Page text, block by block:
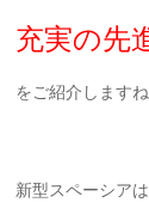
充実の先
をご紹介しますね
新型スペーシアは